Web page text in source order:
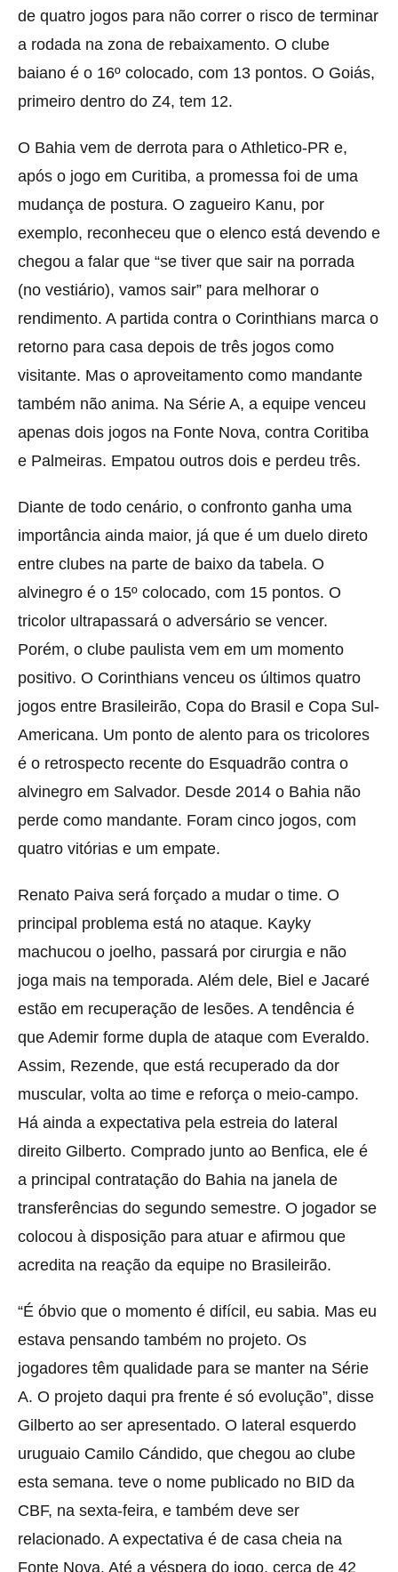
de quatro jogos para não correr o risco de terminar
a rodada na zona de rebaixamento. O clube
baiano é o 16º colocado, com 13 pontos. O Goiás,
primeiro dentro do Z4, tem 12.
O Bahia vem de derrota para o Athletico-PR e,
após o jogo em Curitiba, a promessa foi de uma
mudança de postura. O zagueiro Kanu, por
exemplo, reconheceu que o elenco está devendo e
chegou a falar que “se tiver que sair na porrada
(no vestiário), vamos sair” para melhorar o
rendimento. A partida contra o Corinthians marca o
retorno para casa depois de três jogos como
visitante. Mas o aproveitamento como mandante
também não anima. Na Série A, a equipe venceu
apenas dois jogos na Fonte Nova, contra Coritiba
e Palmeiras. Empatou outros dois e perdeu três.
Diante de todo cenário, o confronto ganha uma
importância ainda maior, já que é um duelo direto
entre clubes na parte de baixo da tabela. O
alvinegro é o 15º colocado, com 15 pontos. O
tricolor ultrapassará o adversário se vencer.
Porém, o clube paulista vem em um momento
positivo. O Corinthians venceu os últimos quatro
jogos entre Brasileirão, Copa do Brasil e Copa Sul-
Americana. Um ponto de alento para os tricolores
é o retrospecto recente do Esquadrão contra o
alvinegro em Salvador. Desde 2014 o Bahia não
perde como mandante. Foram cinco jogos, com
quatro vitórias e um empate.
Renato Paiva será forçado a mudar o time. O
principal problema está no ataque. Kayky
machucou o joelho, passará por cirurgia e não
joga mais na temporada. Além dele, Biel e Jacaré
estão em recuperação de lesões. A tendência é
que Ademir forme dupla de ataque com Everaldo.
Assim, Rezende, que está recuperado da dor
muscular, volta ao time e reforça o meio-campo.
Há ainda a expectativa pela estreia do lateral
direito Gilberto. Comprado junto ao Benfica, ele é
a principal contratação do Bahia na janela de
transferências do segundo semestre. O jogador se
colocou à disposição para atuar e afirmou que
acredita na reação da equipe no Brasileirão.
“É óbvio que o momento é difícil, eu sabia. Mas eu
estava pensando também no projeto. Os
jogadores têm qualidade para se manter na Série
A. O projeto daqui pra frente é só evolução”, disse
Gilberto ao ser apresentado. O lateral esquerdo
uruguaio Camilo Cándido, que chegou ao clube
esta semana. teve o nome publicado no BID da
CBF, na sexta-feira, e também deve ser
relacionado. A expectativa é de casa cheia na
Fonte Nova. Até a véspera do jogo, cerca de 42